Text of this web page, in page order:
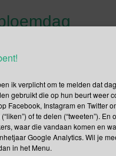
ik verplicht om te melden dat
gebruikt die op hun beurt weer
Facebook, Instagram en Twitter
of te delen (“tweeten”). En
waar die vandaan komen en
Google Analytics. Wil je
in het Menu.
doen en op blote voeten
dag in het Engels heet?
Gardening Day! Dat
Richard Reynolds in 2008
Guerrilla gardeningis:
tuintjes op verwaarloosde
Dus wat gaan we op